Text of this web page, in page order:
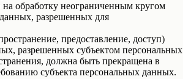
на обработку неограниченным кругом
разрешенных для
предоставление, доступ)
разрешенных субъектом персональных
должна быть прекращена в
субъекта персональных данных.